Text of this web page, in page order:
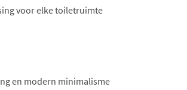
voor elke toiletruimte
en modern minimalisme